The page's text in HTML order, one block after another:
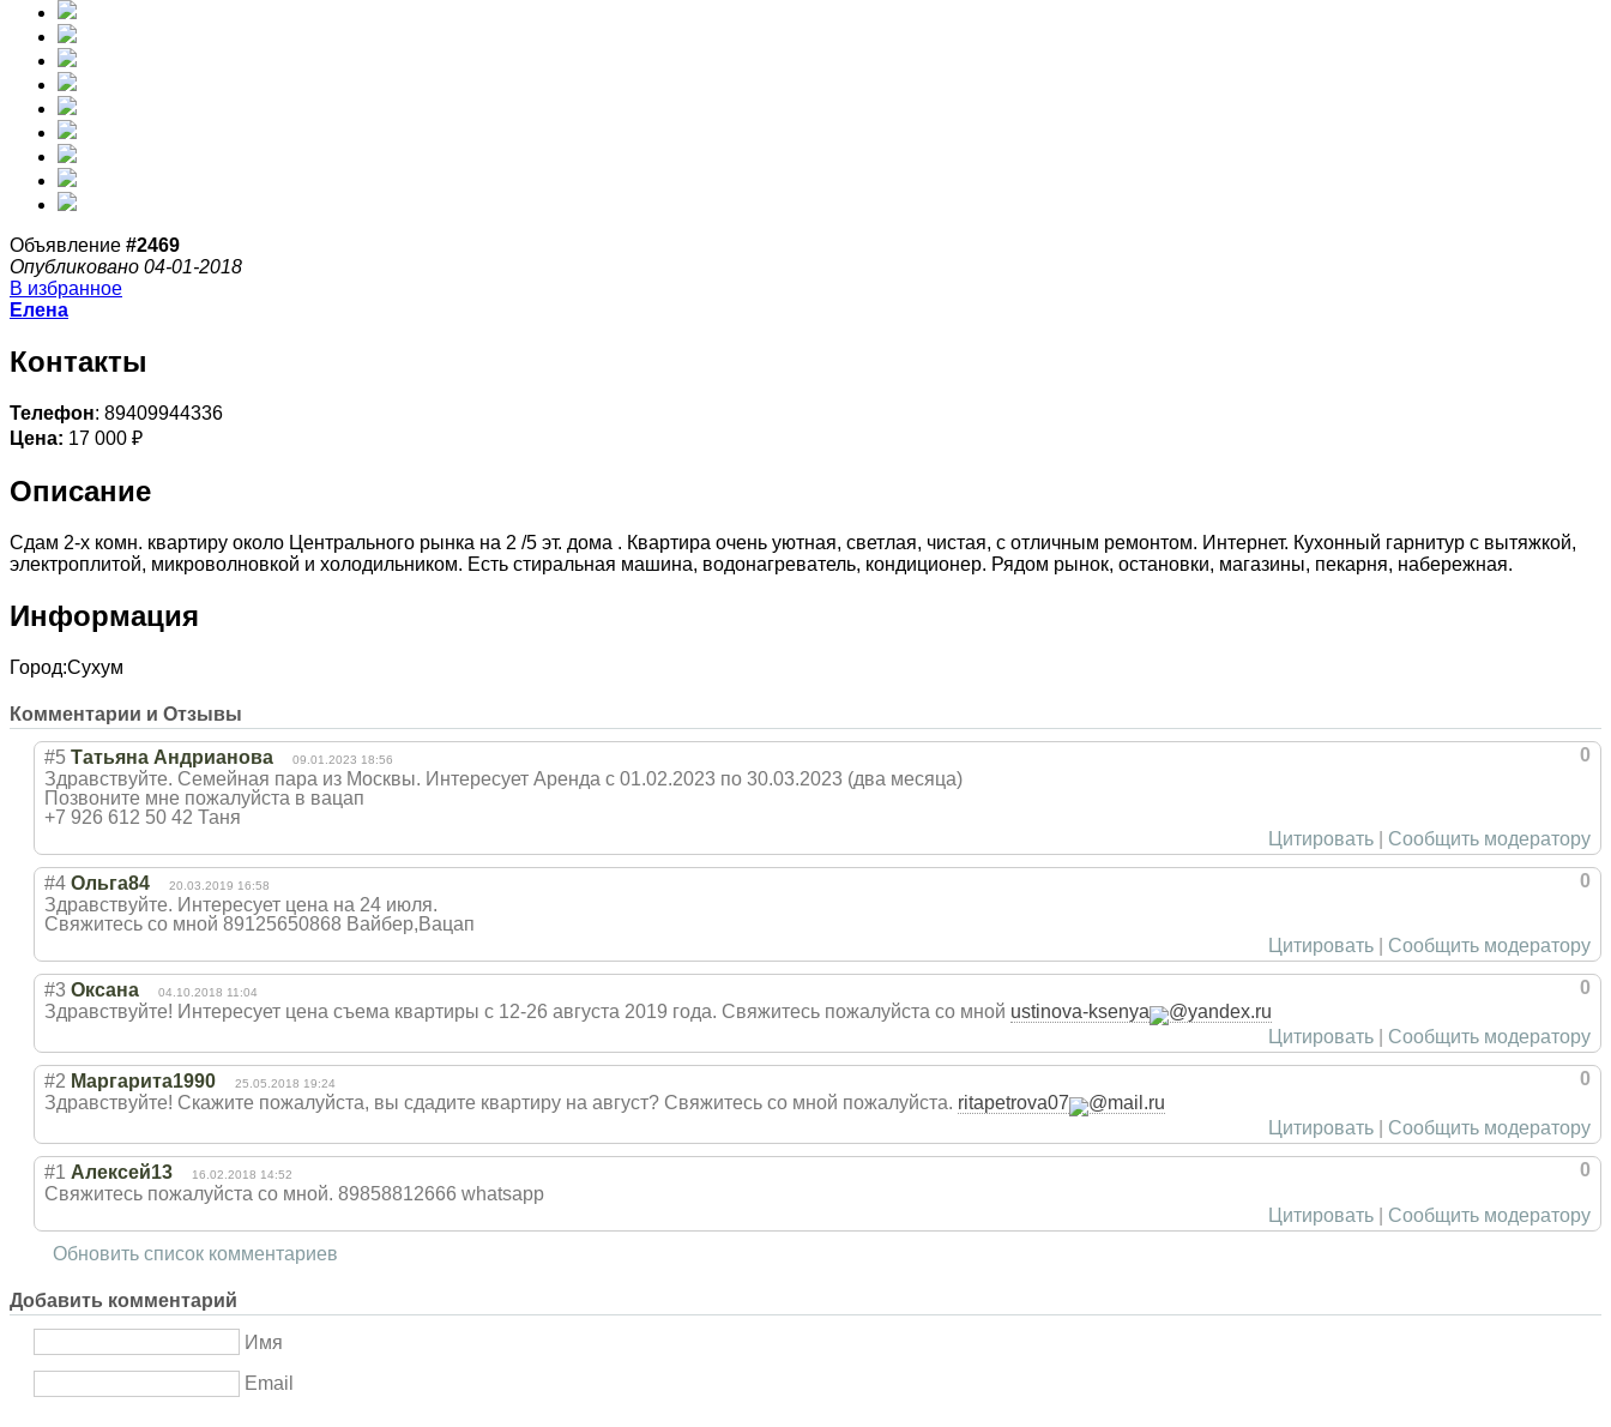
Объявление #2469
Опубликовано 04-01-2018
В избранное
Елена
Контакты
Телефон: 89409944336
Цена: 17 000 ₽
Описание
Сдам 2-х комн. квартиру около Центрального рынка на 2 /5 эт. дома . Квартира очень уютная, светлая, чистая, с отличным ремонтом. Интернет. Кухонный гарнитур с вытяжкой,
электроплитой, микроволновкой и холодильником. Есть стиральная машина, водонагреватель, кондиционер. Рядом рынок, остановки, магазины, пекарня, набережная.
Информация
Город:Сухум
Комментарии и Отзывы
0
#5 Татьяна Андрианова 09.01.2023 18:56
Здравствуйте. Семейная пара из Москвы. Интересует Аренда с 01.02.2023 по 30.03.2023 (два месяца)
Позвоните мне пожалуйста в вацап
+7 926 612 50 42 Таня
Цитировать
Сообщить модератору
0
#4 Ольга84 20.03.2019 16:58
Здравствуйте. Интересует цена на 24 июля.
Свяжитесь со мной 89125650868 Вайбер,Вацап
Цитировать
Сообщить модератору
0
#3 Оксана 04.10.2018 11:04
Здравствуйте! Интересует цена съема квартиры с 12-26 августа 2019 года. Свяжитесь пожалуйста со мной ustinova-ksenya
yandex.ru
Цитировать
Сообщить модератору
0
#2 Маргарита1990 25.05.2018 19:24
Здравствуйте! Скажите пожалуйста, вы сдадите квартиру на август? Свяжитесь со мной пожалуйста. ritapetrova07
mail.ru
Цитировать
Сообщить модератору
0
#1 Алексей13 16.02.2018 14:52
Свяжитесь пожалуйста со мной. 89858812666 whatsapp
Цитировать
Сообщить модератору
Обновить список комментариев
Добавить комментарий
Имя
Email